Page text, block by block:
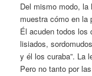
Del mismo modo, la
muestra cómo en
Él acuden todos los
lisiados,
y él los curaba”. La
Pero no tanto por